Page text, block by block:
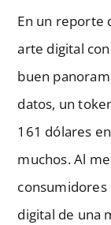
En un reporte
arte digital
buen
datos, un
161 dólares
muchos. Al
digital de una